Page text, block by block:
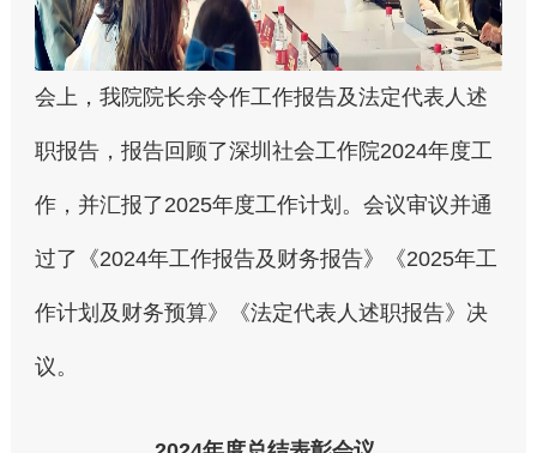
会上，我院院长余令作工作报告及法定代表人述
职报告，报告回顾了深圳社会工作院2024年度工
作，并汇报了2025年度工作计划。会议审议并通
过了《2024年工作报告及财务报告》《2025年工
作计划及财务预算》《法定代表人述职报告》决
议。